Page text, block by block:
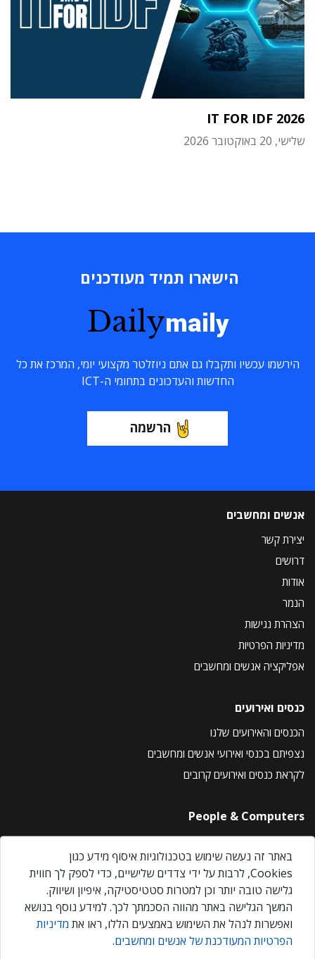
IT FOR IDF 2026
שלישי, 20 באוקטובר 2026
הישארו תמיד מעודכנים
Dailymaily
הירשמו עכשיו ותקבלו גם אתם ניוזלטר מקצועי יומי, המרכז את כל
החדשות והעדכונים בתחומי ה-ICT
הרשמה
אנשים ומחשבים
יצירת קשר
דרושים
אודות
הנמר
הצהרת נגישות
מדיניות הפרטיות
אפליקציה אנשים ומחשבים
כנסים ואירועים
הכנסים והאירועים שלנו
נצפיתם בכנסי ואירועי אנשים ומחשבים
לקראת כנסים ואירועים קרובים
People & Computers
About Us
Privacy Policy
Contact Us
Our Events
באתר זה נעשה שימוש בטכנולוגיות איסוף מידע כגון
Cookies, לרבות על ידי צדדים שלישיים, כדי לספק לך חווית
גלישה טובה יותר וכן למטרות סטטיסטיקה, איפיון ושיווק.
המשך הגלישה באתר מהווה הסכמתך לכך. למידע נוסף בנושא
ואפשרות לנהל את השימוש באמצעים הללו, ראו את מדיניות
הפרטיות המעודכנת של אנשים ומחשבים.